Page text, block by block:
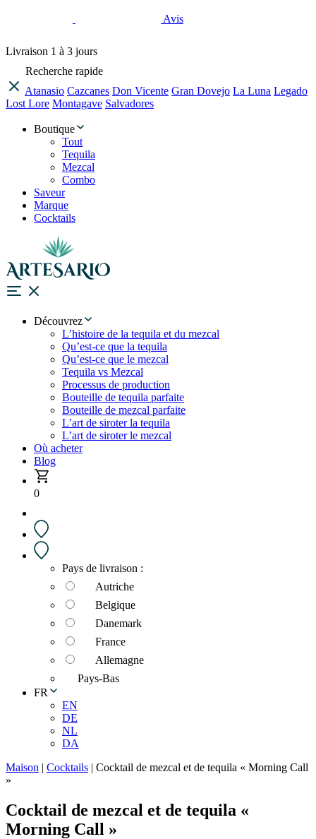
Avis
Livraison 1 à 3 jours
Recherche rapide
Atanasio Cazcanes Don Vicente Gran Dovejo La Luna Legado
Lost Lore Montagave Salvadores
Boutique
Tout
Tequila
Mezcal
Combo
Saveur
Marque
Cocktails
Découvrez
L’histoire de la tequila et du mezcal
Qu’est-ce que la tequila
Qu’est-ce que le mezcal
Tequila vs Mezcal
Processus de production
Bouteille de tequila parfaite
Bouteille de mezcal parfaite
L’art de siroter la tequila
L’art de siroter le mezcal
Où acheter
Blog
0
Pays de livraison :
Autriche
Belgique
Danemark
France
Allemagne
Pays-Bas
FR
EN
DE
NL
DA
Maison | Cocktails | Cocktail de mezcal et de tequila « Morning Call
»
Cocktail de mezcal et de tequila «
Morning Call »